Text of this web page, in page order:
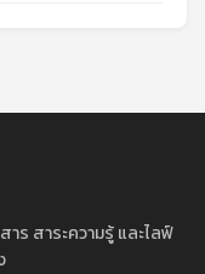
ร สาระความรู้ และไลฟ์